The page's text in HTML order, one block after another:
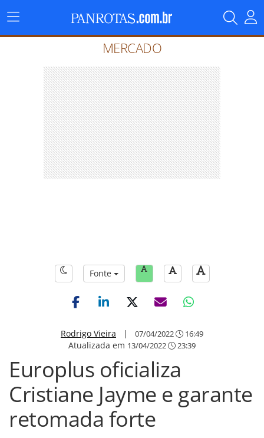
Menu
Principal
MERCADO
Fonte
Rodrigo Vieira | 07/04/2022 16:49
Atualizada em 13/04/2022 23:39
Europlus oficializa
Cristiane Jayme e garante
retomada forte